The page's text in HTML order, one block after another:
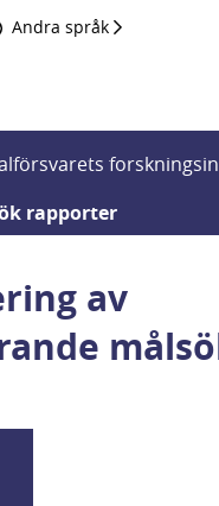
Andra språk
rapporter
av